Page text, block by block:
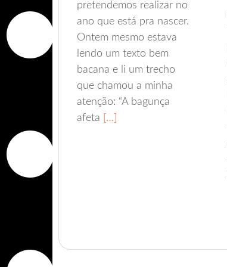
pretendemos realizar no
ano que está pra nascer.
Ontem mesmo estava
lendo um texto bem
bacana e li um trecho
que chamou a minha
atenção: “A bagunça
afeta […]